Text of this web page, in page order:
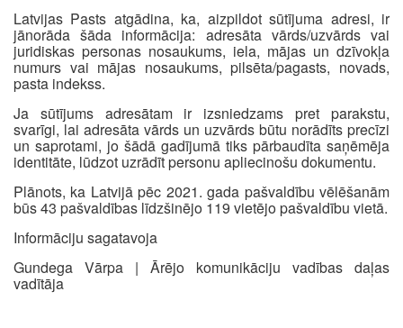
Latvijas Pasts atgādina, ka, aizpildot sūtījuma adresi, ir
jānorāda šāda informācija: adresāta vārds/uzvārds vai
juridiskas personas nosaukums, iela, mājas un dzīvokļa
numurs vai mājas nosaukums, pilsēta/pagasts, novads,
pasta indekss.
Ja sūtījums adresātam ir izsniedzams pret parakstu,
svarīgi, lai adresāta vārds un uzvārds būtu norādīts precīzi
un saprotami, jo šādā gadījumā tiks pārbaudīta saņēmēja
identitāte, lūdzot uzrādīt personu apliecinošu dokumentu.
Plānots, ka Latvijā pēc 2021. gada pašvaldību vēlēšanām
būs 43 pašvaldības līdzšinējo 119 vietējo pašvaldību vietā.
Informāciju sagatavoja
Gundega Vārpa | Ārējo komunikāciju vadības daļas
vadītāja